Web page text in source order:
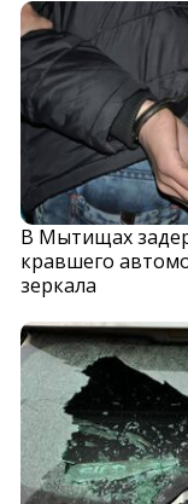
В Мытищах
кравшего
зеркала